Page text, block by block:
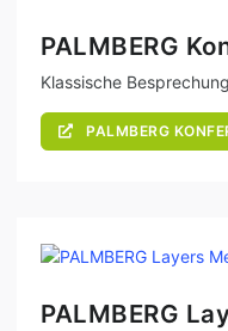
PALMBERG
Klassische
PALMBERG
PALMBERG